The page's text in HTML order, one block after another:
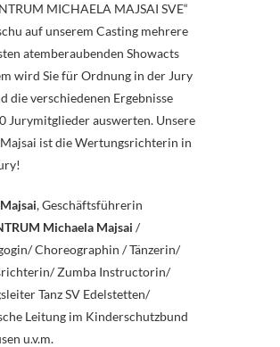
MICHAELA MAJSAI SVE“
auf unserem Casting mehrere
atemberaubenden Showacts
wird Sie für Ordnung in der Jury
die verschiedenen Ergebnisse
Jurymitglieder auswerten. Unsere
ist die Wertungsrichterin in
, Geschäftsführerin
Michaela Majsai /
Choreographin / Tänzerin/
Zumba Instructorin/
Tanz SV Edelstetten/
Leitung im Kinderschutzbund
u.v.m.